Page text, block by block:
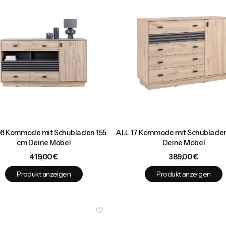
Kommode mit Schubladen 155
cm Deine Möbel
Preis
419,00 €
Produkt anzeigen
ALL 17 Kommode mit
Deine Möbel
Preis
389,00 €
Produkt anzeigen